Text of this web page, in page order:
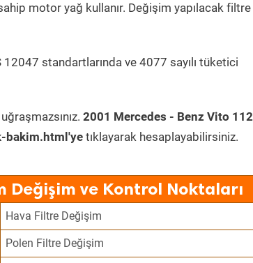
motor yağ kullanır. Değişim yapılacak filtre
standartlarında ve 4077 sayılı tüketici
2001 Mercedes - Benz Vito 112
bakim.html'yetıklayarak hesaplayabilirsiniz.
Değişim ve Kontrol Noktaları
Hava Filtre Değişim
Polen Filtre Değişim